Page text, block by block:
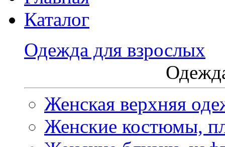
Каталог
Одежда для взрослых
Женская верхняя
Женские костюмы,